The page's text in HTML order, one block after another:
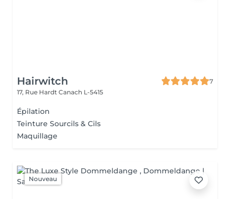
Hairwitch
7
17, Rue Hardt Canach L-5415
Épilation
Teinture Sourcils & Cils
Maquillage
Nouveau